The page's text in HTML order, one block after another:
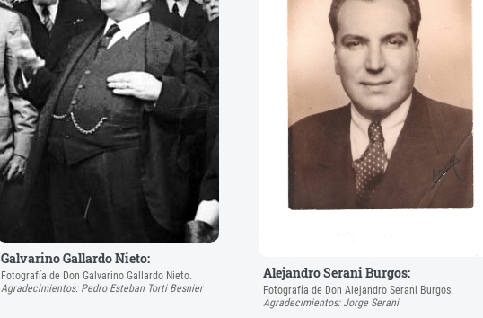
Galvarino Gallardo Nieto:
Fotografía de Don Galvarino Gallardo Nieto.
Agradecimientos: Pedro Esteban Torti Besnier
Alejandro Serani Burgos:
Fotografía de Don Alejandro Serani Burgos.
Agradecimientos: Jorge Serani